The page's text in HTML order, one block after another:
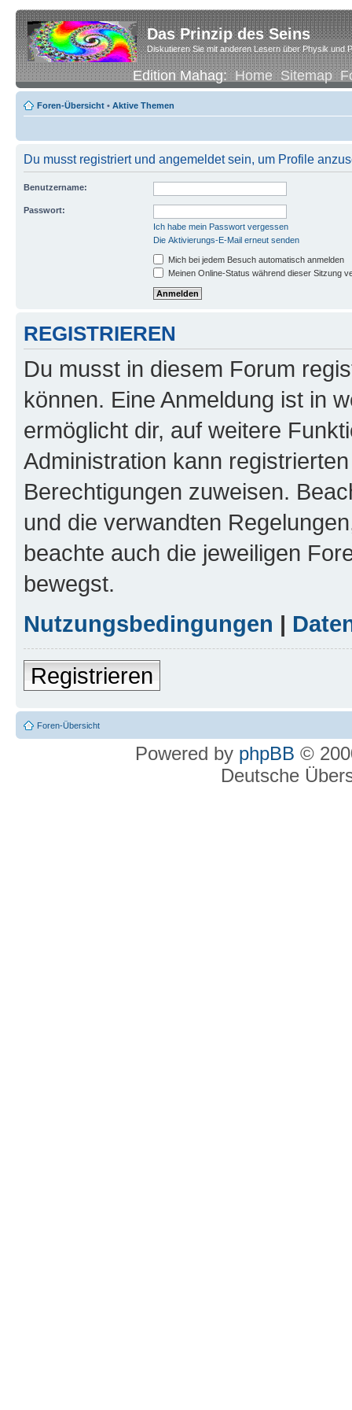
Das Prinzip des Seins
Diskutieren Sie mit anderen Lesern über Physik und
Edition Mahag:Home Sitemap
Foren-Übersicht • Aktive Themen
Du musst registriert und angemeldet sein, um Profile
Benutzername:
Passwort:
Ich habe mein Passwort vergessen
Die Aktivierungs-E-Mail erneut senden
Mich bei jedem Besuch automatisch anmelden
Meinen Online-Status während dieser Sitzung
REGISTRIEREN
Du musst in diesem Forum
können. Eine Anmeldung ist in
ermöglicht dir, auf weitere
Administration kann
Berechtigungen zuweisen.
und die verwandten
beachte auch die jeweiligen
bewegst.
Nutzungsbedingungen |
Registrieren
Foren-Übersicht
Powered by phpBB ©
Deutsche